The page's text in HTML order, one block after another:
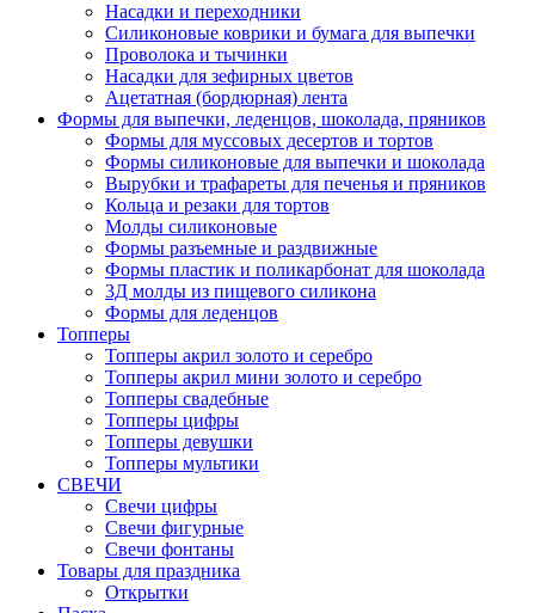
Насадки и переходники
Силиконовые коврики и бумага для выпечки
Проволока и тычинки
Насадки для зефирных цветов
Ацетатная (бордюрная) лента
Формы для выпечки, леденцов, шоколада, пряников
Формы для муссовых десертов и тортов
Формы силиконовые для выпечки и шоколада
Вырубки и трафареты для печенья и пряников
Кольца и резаки для тортов
Молды силиконовые
Формы разъемные и раздвижные
Формы пластик и поликарбонат для шоколада
3Д молды из пищевого силикона
Формы для леденцов
Топперы
Топперы акрил золото и серебро
Топперы акрил мини золото и серебро
Топперы свадебные
Топперы цифры
Топперы девушки
Топперы мультики
СВЕЧИ
Свечи цифры
Свечи фигурные
Свечи фонтаны
Товары для праздника
Открытки